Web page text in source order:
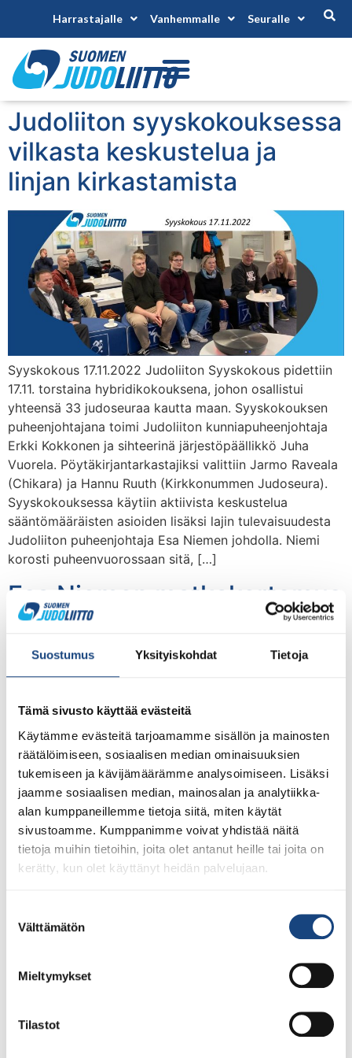
Suostumus Yksityiskohdat Tietoja
Tämä sivusto käyttää evästeitä
Käytämme evästeitä tarjoamamme sisällön ja mainosten
räätälöimiseen, sosiaalisen median ominaisuuksien
tukemiseen ja kävijämäärämme analysoimiseen. Lisäksi
jaamme sosiaalisen median, mainosalan ja analytiikka-
alan kumppaneillemme tietoja siitä, miten käytät
sivustoamme. Kumppanimme voivat yhdistää näitä
tietoja muihin tietoihin, joita olet antanut heille tai joita on
kerätty, kun olet käyttänyt heidän palvelujaan.
valinta
Välttämätön
Mieltymykset
Tilastot
Harrastajalle Vanhemmalle Seuralle
Judoliiton syyskokouksessa
vilkasta keskustelua ja
linjan kirkastamista
Syyskokous 17.11.2022 Judoliiton Syyskokous pidettiin
17.11. torstaina hybridikokouksena, johon osallistui
yhteensä 33 judoseuraa kautta maan. Syyskokouksen
puheenjohtajana toimi Judoliiton kunniapuheenjohtaja
Erkki Kokkonen ja sihteerinä järjestöpäällikkö Juha
Vuorela. Pöytäkirjantarkastajiksi valittiin Jarmo Raveala
(Chikara) ja Hannu Ruuth (Kirkkonummen Judoseura).
Syyskokouksessa käytiin aktiivista keskustelua
sääntömääräisten asioiden lisäksi lajin tulevaisuudesta
Judoliiton puheenjohtaja Esa Niemen johdolla. Niemi
korosti puheenvuorossaan sitä, […]
Esa Niemen matkakertomus
Itä-Suomen
judoseuravierailuilta
julkaistu
Judoliiton puheenjohtaja Esa Niemi vieraili lokakuussa
täältä. Vierailun kohteena olivat seuraavat judoseurat:
täältä. Kiteen Kippon – seuran Facebook-sivuille täältä.
Heinäveden Yanagi – judoseuran verkkosivustolle tästä.
Lieksan Jigoku – seuran Facebook-sivuille täältä.